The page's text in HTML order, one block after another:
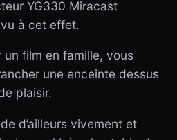
YG330 Miracast
à cet effet.
un film en famille, vous
une enceinte dessus
plaisir.
d’ailleurs vivement et